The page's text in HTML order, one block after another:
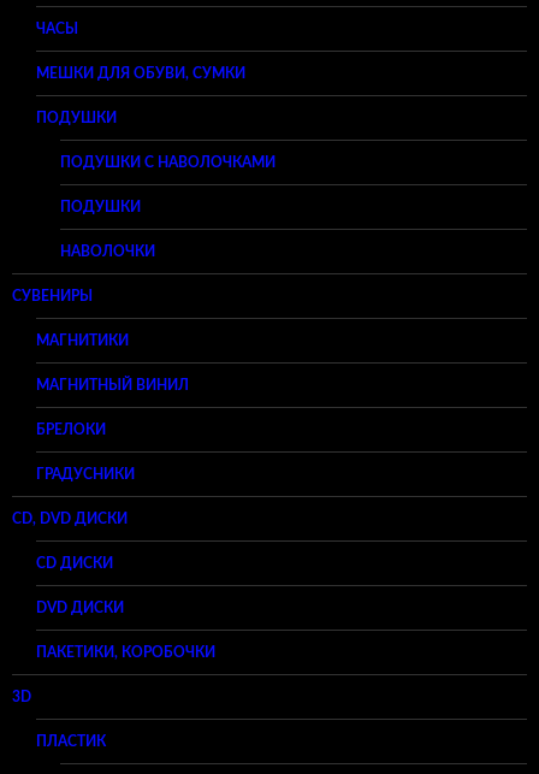
ЧАСЫ
МЕШКИ ДЛЯ ОБУВИ, СУМКИ
ПОДУШКИ
ПОДУШКИ С НАВОЛОЧКАМИ
ПОДУШКИ
НАВОЛОЧКИ
СУВЕНИРЫ
МАГНИТИКИ
МАГНИТНЫЙ ВИНИЛ
БРЕЛОКИ
ГРАДУСНИКИ
CD, DVD ДИСКИ
CD ДИСКИ
DVD ДИСКИ
ПАКЕТИКИ, КОРОБОЧКИ
3D
ПЛАСТИК